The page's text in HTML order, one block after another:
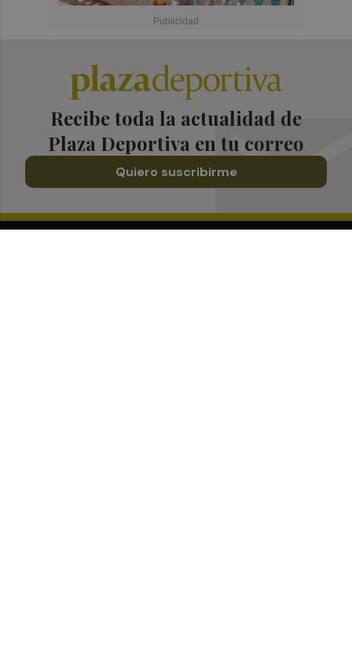
Recibe toda la actualidad de
Plaza Deportiva en tu correo
Quiero suscribirme